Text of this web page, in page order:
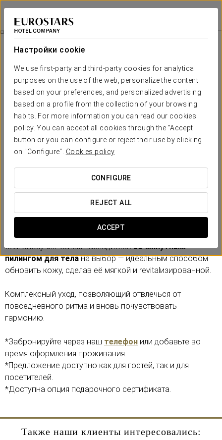
Настройки cookie
We use first-party and third-party cookies for analytical
purposes on the use of the web, personalize the content
based on your preferences, and personalized advertising
based on a profile from the collection of your browsing
habits. For more information you can read our cookies
policy. You can accept all cookies through the "Accept"
button or you can configure or reject their use by clicking
on "Configure". Cookies policy
CONFIGURE
REJECT ALL
ACCEPT
Eurostars Valladolid
ВАЛЬЯДОЛИД
Отдых И Благополучие
90 €
Отдых и благополучие
Момент, созданный для того, чтобы остановиться, снять
напряжение и восстановить связь с собой.
50-минутного массажа Esencia
расслабляет тело и дарит глубокое ощущение
благополучия. Затем насладитесь30-минутным
пилингом для телана выбор — идеальным способом
обновить кожу, сделав её мягкой и revitalизированной.
Комплексный уход, позволяющий отвлечься от
повседневного ритма и вновь почувствовать
гармонию.
*Забронируйте через наш телефон или добавьте во
время оформления проживания.
*Предложение доступно как для гостей, так и для
посетителей.
*Доступна опция подарочного сертификата.
Также наши клиенты интересовались: